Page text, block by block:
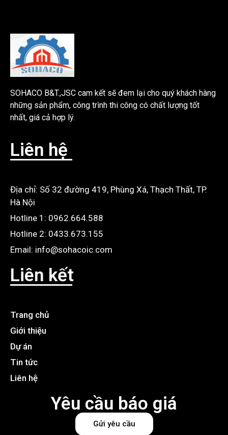
SOHACO B&T.,JSC cam kết sẽ đem lại cho quý khách hàng
những sản phẩm, công trình thi công có chất lượng tốt
nhất, giá cả hợp lý.
Liên hệ
Địa chỉ: Số 32 đường 419, Phùng Xá, Thạch Thất, TP.
Hà Nội
Hotline 1: 0962.664.588
Hotline 2: 0433.673.155
Email: info@sohacoic.com
Liên kết
Trang chủ
Giới thiệu
Dự án
Tin tức
Liên hệ
Yêu cầu báo giá
Gửi yêu cầu